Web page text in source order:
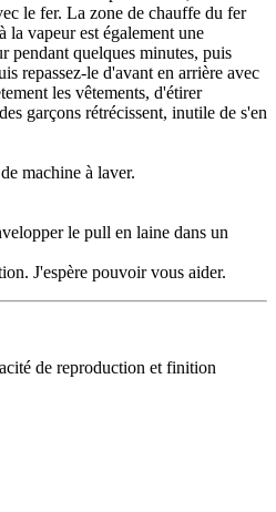
le fer. La zone de chauffe du fer
vapeur est également une
pendant quelques minutes, puis
repassez-le d'avant en arrière avec
les vêtements, d'étirer
garçons rétrécissent, inutile de s'en
machine à laver.
le pull en laine dans un
J'espère pouvoir vous aider.
de reproduction et finition